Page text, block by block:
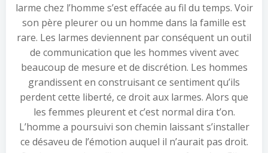
larme chez l’homme s’est effacée au fil du temps. Voir
son père pleurer ou un homme dans la famille est
rare. Les larmes deviennent par conséquent un outil
de communication que les hommes vivent avec
beaucoup de mesure et de discrétion. Les hommes
grandissent en construisant ce sentiment qu’ils
perdent cette liberté, ce droit aux larmes. Alors que
les femmes pleurent et c’est normal dira t’on.
L’homme a poursuivi son chemin laissant s’installer
ce désaveu de l’émotion auquel il n’aurait pas droit.